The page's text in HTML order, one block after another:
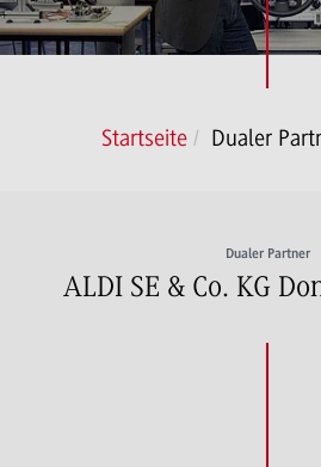
Startseite Dualer
Dualer Partner
ALDI SE & Co. KG